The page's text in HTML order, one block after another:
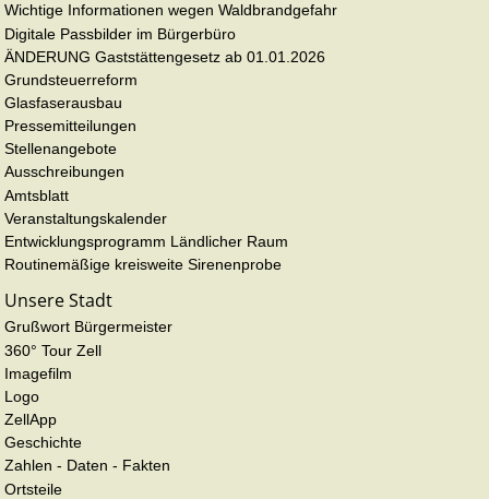
Wichtige Informationen wegen Waldbrandgefahr
Digitale Passbilder im Bürgerbüro
ÄNDERUNG Gaststättengesetz ab 01.01.2026
Grundsteuerreform
Glasfaserausbau
Pressemitteilungen
Stellenangebote
Ausschreibungen
Amtsblatt
Veranstaltungskalender
Entwicklungsprogramm Ländlicher Raum
Routinemäßige kreisweite Sirenenprobe
Unsere Stadt
Grußwort Bürgermeister
360° Tour Zell
Imagefilm
Logo
ZellApp
Geschichte
Zahlen - Daten - Fakten
Ortsteile